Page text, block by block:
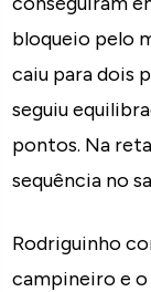
bloqueio pelo
caiu para dois
seguiu
pontos. Na
sequência no
Rodriguinho
campineiro e